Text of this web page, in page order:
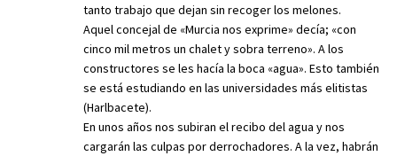
tanto trabajo que dejan sin recoger los melones.
Aquel concejal de «Murcia nos exprime» decía; «con
cinco mil metros un chalet y sobra terreno». A los
constructores se les hacía la boca «agua». Esto también
se está estudiando en las universidades más elitistas
(Harlbacete).
En unos años nos subiran el recibo del agua y nos
cargarán las culpas por derrochadores. A la vez, habrán